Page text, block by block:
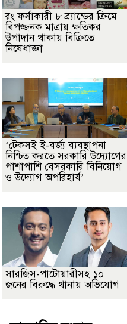
রং ফর্সাকারী ৮ ব্র্যান্ডের ক্রিমে
বিপজ্জনক মাত্রায় ক্ষতিকর
উপাদান থাকায় বিক্রিতে
নিষেধাজ্ঞা
‘টেকসই ই-বর্জ্য ব্যবস্থাপনা
নিশ্চিত করতে সরকারি উদ্যোগের
পাশাপাশি বেসরকারি বিনিয়োগ
ও উদ্যোগ অপরিহার্য’
সারজিস-পাটোয়ারীসহ ১০
জনের বিরুদ্ধে থানায় অভিযোগ